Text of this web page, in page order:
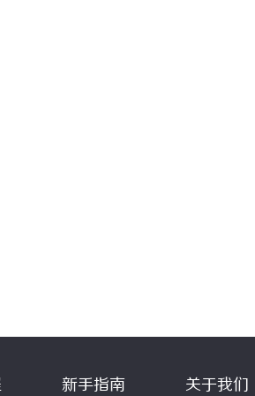
新手指南 关于我们